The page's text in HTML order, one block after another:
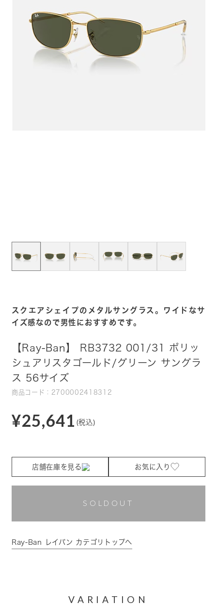
スクエアシェイプのメタルサングラス。ワイドなサ
イズ感なので男性におすすめです。
【Ray-Ban】 RB3732 001/31 ポリッ
シュアリスタゴールド/グリーン サングラ
ス 56サイズ
商品コード：2700002418312
¥25,641 (税込)
店舗在庫を見る お気に入り
SOLDOUT
Ray-Ban レイバン カテゴリトップへ
VARIATION